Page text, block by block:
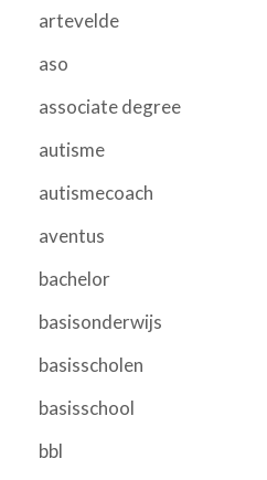
artevelde
aso
associate degree
autisme
autismecoach
aventus
bachelor
basisonderwijs
basisscholen
basisschool
bbl